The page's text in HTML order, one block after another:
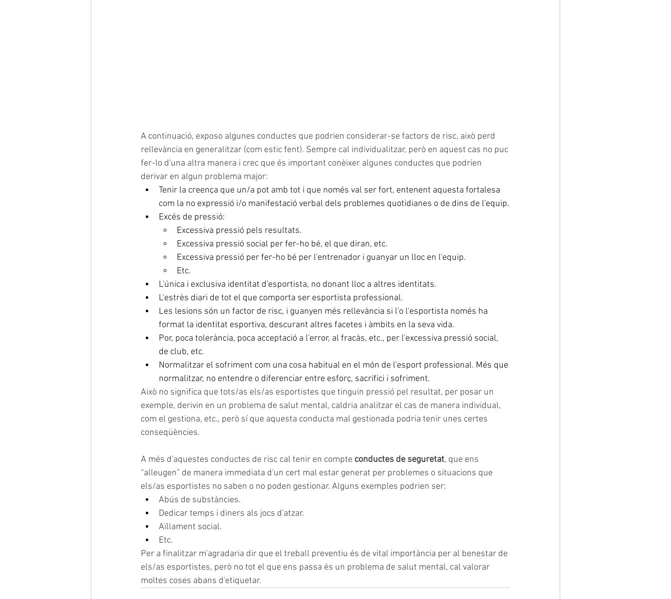
A continuació, exposo algunes conductes que podrien considerar-se factors de risc, això perd
rellevància en generalitzar (com estic fent). Sempre cal individualitzar, però en aquest cas no puc
fer-lo d'una altra manera i crec que és important conèixer algunes conductes que podrien
derivar en algun problema major:
Tenir la creença que un/a pot amb tot i que només val ser fort, entenent aquesta fortalesa
com la no expressió i/o manifestació verbal dels problemes quotidianes o de dins de l'equip.
Excés de pressió:
Excessiva pressió pels resultats.
Excessiva pressió social per fer-ho bé, el que diran, etc.
Excessiva pressió per fer-ho bé per l'entrenador i guanyar un lloc en l'equip.
Etc.
L'única i exclusiva identitat d'esportista, no donant lloc a altres identitats.
L'estrès diari de tot el que comporta ser esportista professional.
Les lesions són un factor de risc, i guanyen més rellevància si l'o l'esportista només ha
format la identitat esportiva, descurant altres facetes i àmbits en la seva vida.
Por, poca tolerància, poca acceptació a l'error, al fracàs, etc., per l'excessiva pressió social,
de club, etc.
Normalitzar el sofriment com una cosa habitual en el món de l'esport professional. Més que
normalitzar, no entendre o diferenciar entre esforç, sacrifici i sofriment.
Això no significa que tots/as els/as esportistes que tinguin pressió pel resultat, per posar un
exemple, derivin en un problema de salut mental, caldria analitzar el cas de manera individual,
com el gestiona, etc., però sí que aquesta conducta mal gestionada podria tenir unes certes
conseqüències.
A més d'aquestes conductes de risc cal tenir en compte conductes de seguretat, que ens
“alleugen” de manera immediata d'un cert mal estar generat per problemes o situacions que
els/as esportistes no saben o no poden gestionar. Alguns exemples podrien ser:
Abús de substàncies.
Dedicar temps i diners als jocs d'atzar.
Aïllament social.
Etc.
Per a finalitzar m'agradaria dir que el treball preventiu és de vital importància per al benestar de
els/as esportistes, però no tot el que ens passa és un problema de salut mental, cal valorar
moltes coses abans d'etiquetar.